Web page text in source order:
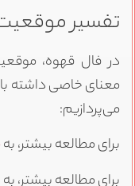
تفسیر
در فال قهوه،
معنای خاصی داشته
می‌پردازیم:
برای مطالعه بیشتر، به
برای مطالعه بیشتر، به